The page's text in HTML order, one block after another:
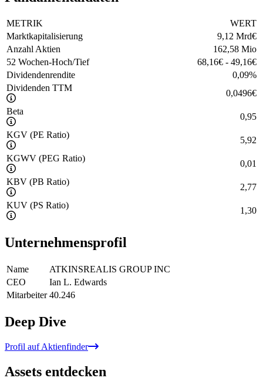
METRIK
WERT
Marktkapitalisierung
9,12 Mrd€
Anzahl Aktien
162,58 Mio
52 Wochen-Hoch/Tief
68,16€ - 49,16€
Dividendenrendite
0,09%
Dividenden TTM
0,0496€
Beta
0,95
KGV (PE Ratio)
5,92
KGWV (PEG Ratio)
0,01
KBV (PB Ratio)
2,77
KUV (PS Ratio)
1,30
Unternehmensprofil
Name
ATKINSREALIS GROUP INC
CEO
Ian L. Edwards
Mitarbeiter 40.246
Deep Dive
Profil auf Aktienfinder
Assets entdecken